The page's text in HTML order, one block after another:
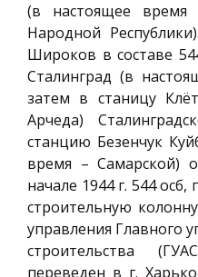
(в настоящее
Народной
Широков в составе
Сталинград (в
затем в станицу
Арчеда)
станцию Безенчук
время – Самарской)
начале 1944 г. 544
строительную
управления Главного
строительства
переведен в г.